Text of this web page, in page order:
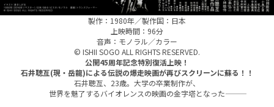
製作：1980年／製作国：日本
上映時間：96分
音声：モノラル／カラー
© ISHII SOGO ALL RIGHTS RESERVED.
公開45周年記念特別復活上映！
石井聰亙(現・岳龍)による伝説の爆走映画が再びスクリーンに蘇る！！
石井聰亙、23歳。大学の卒業制作が、
世界を魅了するバイオレンスの映画の金字塔となった―――